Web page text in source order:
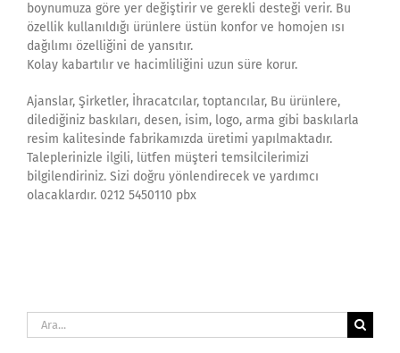
boynumuza göre yer değiştirir ve gerekli desteği verir. Bu
özellik kullanıldığı ürünlere üstün konfor ve homojen ısı
dağılımı özelliğini de yansıtır.
Kolay kabartılır ve hacimliliğini uzun süre korur.
Ajanslar, Şirketler, İhracatcılar, toptancılar, Bu ürünlere,
dilediğiniz baskıları, desen, isim, logo, arma gibi baskılarla
resim kalitesinde fabrikamızda üretimi yapılmaktadır.
Taleplerinizle ilgili, lütfen müşteri temsilcilerimizi
bilgilendiriniz. Sizi doğru yönlendirecek ve yardımcı
olacaklardır. 0212 5450110 pbx
Ara: